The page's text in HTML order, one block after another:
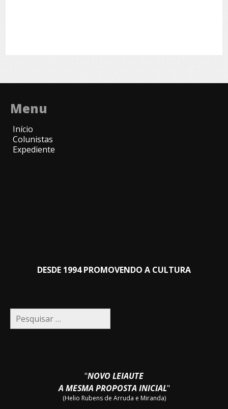
Menu
Início
Colunistas
Expediente
DESDE 1994 PROMOVENDO A CULTURA
Pesquisar
por:
"NOVO LEIAUTE
A MESMA PROPOSTA INICIAL"
(Helio Rubens de Arruda e Miranda)